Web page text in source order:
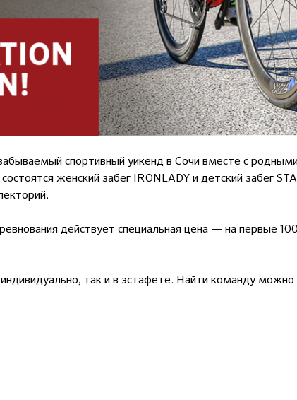
спортивный уикенд в Сочи вместе с
женский забег IRONLADY и детский забег
действует специальная цена — на первые
так и в эстафете. Найти команду можно